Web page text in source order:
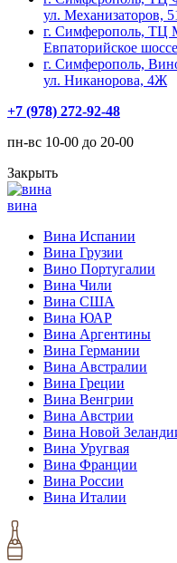
ул. Механизаторов,
г. Симферополь,
Евпаторийское
г. Симферополь,
ул. Никанорова, 4Ж
+7 (978) 272-92-48
пн-вс 10-00 до 20-00
Закрыть
вина
Вина Испании
Вина Грузии
Вино Португалии
Вина Чили
Вина США
Вина ЮАР
Вина Аргентины
Вина Германии
Вина Австралии
Вина Греции
Вина Венгрии
Вина Австрии
Вина Новой
Вина Уругвая
Вина Франции
Вина России
Вина Италии